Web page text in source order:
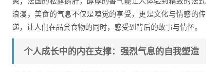
浪漫，美食的气息不仅是嗅觉的享受，更是文化与情感的传
递，让人们在品尝食物的同时，感受到背后的故事与情怀。
个人成长中的内在支撑：强烈气息的自我塑造